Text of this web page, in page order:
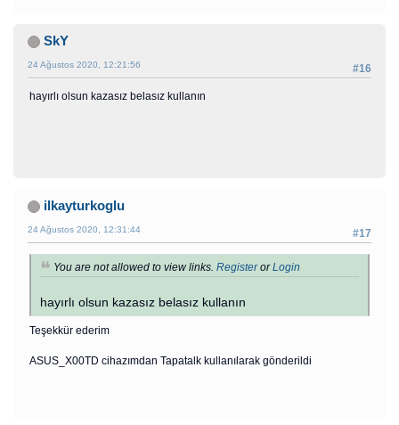
SkY
#16
24 Ağustos 2020, 12:21:56
hayırlı olsun kazasız belasız kullanın
ilkayturkoglu
#17
24 Ağustos 2020, 12:31:44
You are not allowed to view links. RegisterorLogin
hayırlı olsun kazasız belasız kullanın
Teşekkür ederim
ASUS_X00TD cihazımdan Tapatalk kullanılarak gönderildi